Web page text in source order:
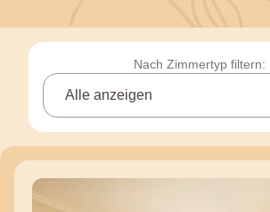
Nach Zimmertyp filtern: